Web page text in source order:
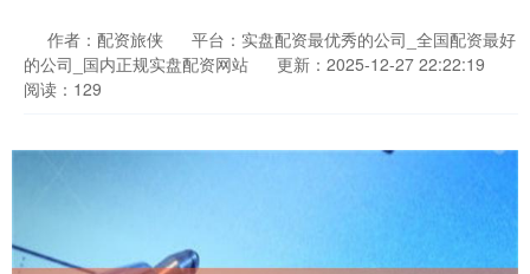
作者：配资旅侠
平台：实盘配资最优秀的公司_全国配资最好
的公司_国内正规实盘配资网站
更新：2025-12-27 22:22:19
阅读：129